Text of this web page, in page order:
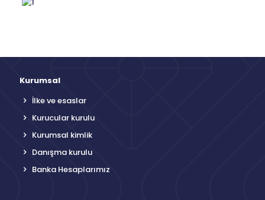
Kurumsal
İlke ve esaslar
Kurucular kurulu
Kurumsal kimlik
Danışma kurulu
Banka Hesaplarımız